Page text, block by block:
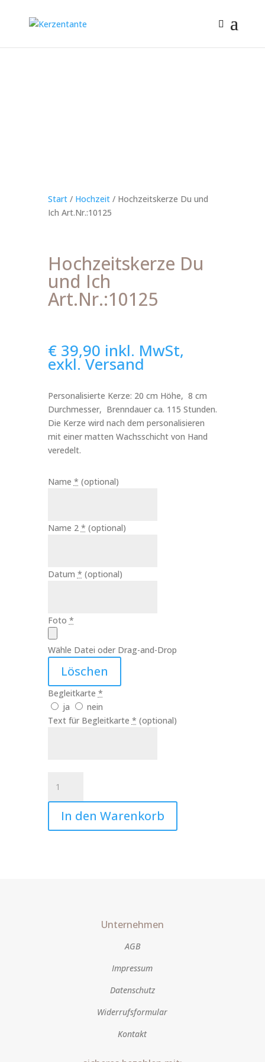
Start/ Hochzeit/ Hochzeitskerze Du und
Ich Art.Nr.:10125
Hochzeitskerze Du
und Ich
Art.Nr.:10125
€39,90 inkl. MwSt,
exkl. Versand
Personalisierte Kerze: 20 cm Höhe, 8 cm
Durchmesser, Brenndauer ca. 115 Stunden.
Die Kerze wird nach dem personalisieren
mit einer matten Wachsschicht von Hand
veredelt.
Name * (optional)
Name 2 * (optional)
Datum * (optional)
Foto *
Wähle Datei oder Drag-and-Drop
Löschen
Begleitkarte *
ja
nein
Text für Begleitkarte * (optional)
Du
und
Art.Nr.:10125
In den Warenkorb
Unternehmen
AGB
Impressum
Datenschutz
Widerrufsformular
Kontakt